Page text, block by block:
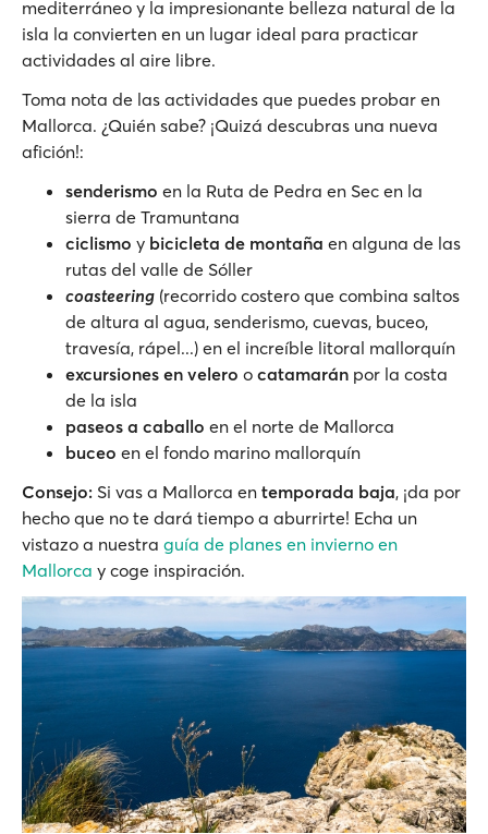
mediterráneo y la impresionante belleza natural de la
isla la convierten en un lugar ideal para practicar
actividades al aire libre.
Toma nota de las actividades que puedes probar en
Mallorca. ¿Quién sabe? ¡Quizá descubras una nueva
afición!:
senderismo en la Ruta de Pedra en Sec en la
sierra de Tramuntana
ciclismo y bicicleta de montaña en alguna de las
rutas del valle de Sóller
coasteering (recorrido costero que combina saltos
de altura al agua, senderismo, cuevas, buceo,
travesía, rápel...) en el increíble litoral mallorquín
excursiones en velero o catamarán por la costa
de la isla
paseos a caballo en el norte de Mallorca
buceo en el fondo marino mallorquín
Consejo: Si vas a Mallorca en temporada baja, ¡da por
hecho que no te dará tiempo a aburrirte! Echa un
vistazo a nuestra guía de planes en invierno en
Mallorca y coge inspiración.